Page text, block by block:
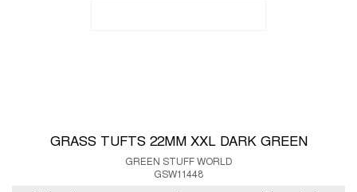
GRASS TUFTS 22MM XXL DARK GREEN
GREEN STUFF WORLD
GSW11448